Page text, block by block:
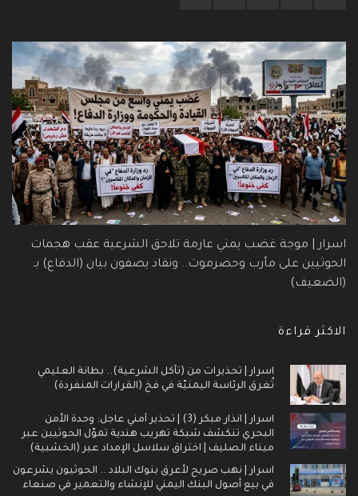
اسرار | موجة غضب يمني عارمة تلاحق الشرعية عقب هجمات
الحوثيين على مأرب وحضرموت.. ونقاد يصفون بيان (الدفاع) بـ
(الضعيف)
الاكثر قراءة
اسرار | تحذيرات من (تآكل الشرعية).. بطانة العليمي
تُغرق الرئاسة اليمنيّة في فخ (القرارات المنفردة)
اسرار | انذار مبكر (3) | تحذير أمني عاجل: وحدة الأمن
البحري تنكشف شبكة تهريب هندية تموّل الحوثيين عبر
ميناء الصليف | اختراق سلاسل الإمداد عبر (الخشبية)
اسرار | نهب صريح لأعرق بنوك البلاد .. الحوثيون يشرعون
في بيع أصول البنك اليمني للإنشاء والتعمير في صنعاء